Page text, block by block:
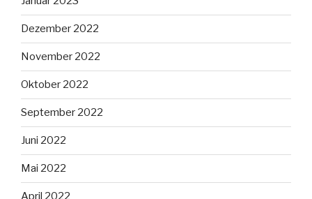
Dezember 2022
November 2022
Oktober 2022
September 2022
Juni 2022
Mai 2022
April 2022